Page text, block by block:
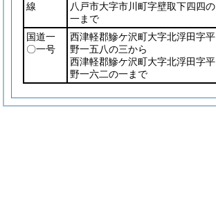
線
八戸市大字市川町字壁取下四四の
一まで
国道一
〇一号
西津軽郡鰺ケ沢町大字北浮田字平
野一五八の三から
西津軽郡鰺ケ沢町大字北浮田字平
野一六二の一まで